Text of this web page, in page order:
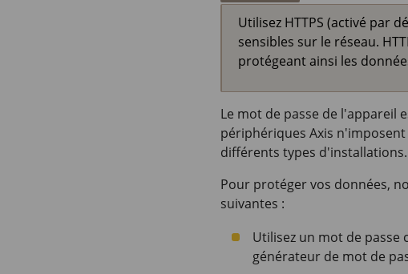
Utilisez HTTPS (activé par
sensibles sur le réseau.
protégeant ainsi les
Le mot de passe de l'appareil
périphériques Axis
différents types d'installations.
Pour protéger vos données,
suivantes :
Utilisez un mot de
générateur de mot de